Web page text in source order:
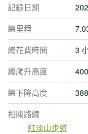
記錄日期
總里程
總花費時間
3
總爬升高度
總下降高度
相關路線
紅淡山步道